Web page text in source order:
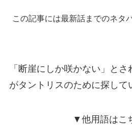
この記事には最新話までのネタ
「断崖にしか咲かない」と
がタントリスのために探して
▼他用語はこ